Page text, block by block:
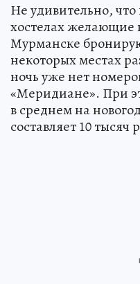
Не удивительно,
хостелах желающие
Мурманске
некоторых местах
ночь уже нет
«Меридиане». При
в среднем на
составляет 10 тысяч